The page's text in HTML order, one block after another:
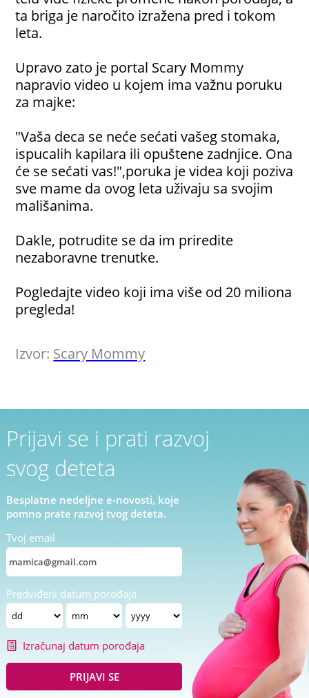
ta briga je naročito izražena pred i tokom
leta.
Upravo zato je portal Scary Mommy
napravio video u kojem ima važnu poruku
za majke:
"Vaša deca se neće sećati vašeg stomaka,
ispucalih kapilara ili opuštene zadnjice. Ona
će se sećati vas!",poruka je videa koji poziva
sve mame da ovog leta uživaju sa svojim
mališanima.
Dakle, potrudite se da im priredite
nezaboravne trenutke.
Pogledajte video koji ima više od 20 miliona
pregleda!
Izvor: Scary Mommy
Prijavi se i prati razvoj
svog deteta
Besplatne nedeljne e-novosti, koje
pomno prate razvoj tvog deteta.
Tvoj email
Predviđeni datum porođaja
Izračunaj datum porođaja
PRIJAVI SE